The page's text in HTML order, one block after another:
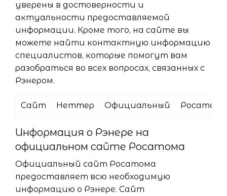
уверены в достоверности и
актуальности предоставляемой
информации. Кроме того, на сайте вы
можете найти контактную информацию
специалистов, которые помогут вам
разобраться во всех вопросах, связанных с
Рэнером.
Сайт Неттер Официальный Росатом
Информация о Рэнере на
официальном сайте Росатома
Официальный сайт Росатома
предоставляет всю необходимую
информацию о Рэнере. Сайт